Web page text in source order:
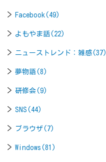
Facebook(49)
よもやま話(22)
ニューストレンド：雑感(37)
夢物語(8)
研修会(9)
SNS(44)
ブラウザ(7)
Windows(81)